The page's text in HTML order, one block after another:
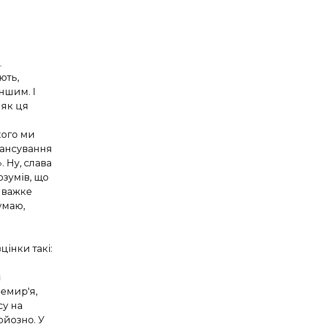
І
ця
ми
Ну, слава
що
важке
такі:
на
У